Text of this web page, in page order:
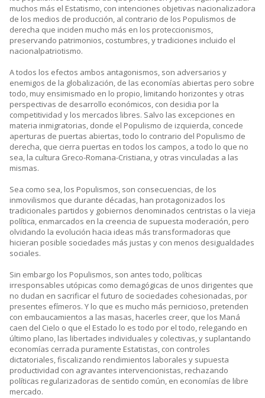
muchos más el Estatismo, con intenciones objetivas nacionalizadora
de los medios de producción, al contrario de los Populismos de
derecha que inciden mucho más en los proteccionismos,
preservando patrimonios, costumbres, y tradiciones incluido el
nacionalpatriotismo.
A todos los efectos ambos antagonismos, son adversarios y
enemigos de la globalización, de las economías abiertas pero sobre
todo, muy ensimismado en lo propio, limitando horizontes y otras
perspectivas de desarrollo económicos, con desidia por la
competitividad y los mercados libres. Salvo las excepciones en
materia inmigratorias, donde el Populismo de izquierda, concede
aperturas de puertas abiertas, todo lo contrario del Populismo de
derecha, que cierra puertas en todos los campos, a todo lo que no
sea, la cultura Greco-Romana-Cristiana, y otras vinculadas a las
mismas.
Sea como sea, los Populismos, son consecuencias, de los
inmovilismos que durante décadas, han protagonizados los
tradicionales partidos y gobiernos denominados centristas o la vieja
política, enmarcados en la creencia de supuesta moderación, pero
olvidando la evolución hacia ideas más transformadoras que
hicieran posible sociedades más justas y con menos desigualdades
sociales.
Sin embargo los Populismos, son antes todo, políticas
irresponsables utópicas como demagógicas de unos dirigentes que
no dudan en sacrificar el futuro de sociedades cohesionadas, por
presentes efímeros. Y lo que es mucho más pernicioso, pretenden
con embaucamientos a las masas, hacerles creer, que los Maná
caen del Cielo o que el Estado lo es todo por el todo, relegando en
último plano, las libertades individuales y colectivas, y suplantando
economías cerrada puramente Estatistas, con controles
dictatoriales, fiscalizando rendimientos laborales y supuesta
productividad con agravantes intervencionistas, rechazando
políticas regularizadoras de sentido común, en economías de libre
mercado.